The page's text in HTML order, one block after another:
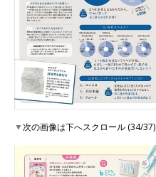
▼次の画像は下へスクロール (34/37)